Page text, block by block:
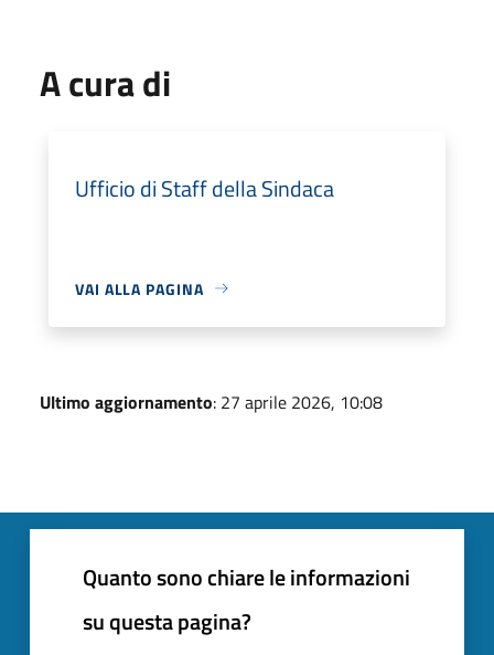
A cura di
Ufficio di Staff della Sindaca
VAI ALLA PAGINA
Ultimo aggiornamento: 27 aprile 2026, 10:08
Quanto sono chiare le informazioni
su questa pagina?